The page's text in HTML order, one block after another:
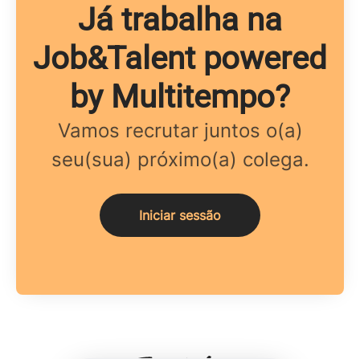
Já trabalha na
Job&Talent powered
by Multitempo?
Vamos recrutar juntos o(a)
seu(sua) próximo(a) colega.
Iniciar sessão